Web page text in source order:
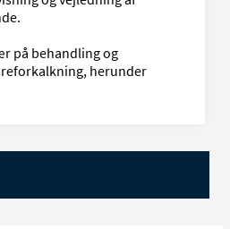
på behandling og
herunder